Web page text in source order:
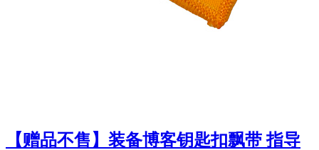
【赠品不售】装备博客钥匙扣飘带 指导